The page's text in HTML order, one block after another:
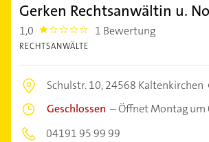
Gerken Rechtsanwältin u.
1,0 1.0 1 Bewertung
RECHTSANWÄLTE
Schulstr. 10,24568 Kaltenkirchen
Geschlossen –Öffnet Montag um
04191 95 99 99